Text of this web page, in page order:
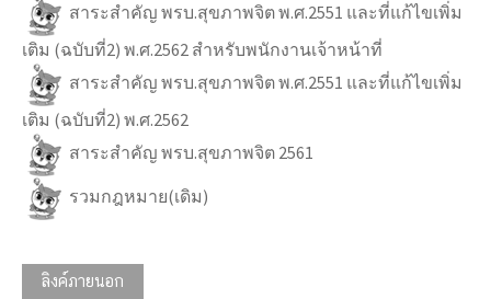
สาระสำคัญ พรบ.สุขภาพจิต พ.ศ.2551 และที่แก้ไขเพิ่ม
เติม (ฉบับที่2) พ.ศ.2562 สำหรับพนักงานเจ้าหน้าที่
สาระสำคัญ พรบ.สุขภาพจิต พ.ศ.2551 และที่แก้ไขเพิ่ม
เติม (ฉบับที่2) พ.ศ.2562
สาระสำคัญ พรบ.สุขภาพจิต 2561
รวมกฎหมาย(เดิม)
ลิงค์ภายนอก